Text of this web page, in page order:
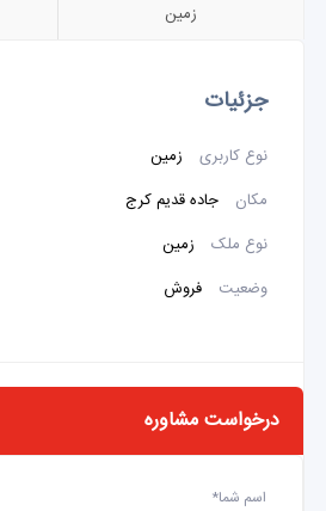
زمین
جزئیات
نوع کاربری
زمین
مکان
جاده قدیم کرج
نوع ملک
زمین
وضعیت
فروش
درخواست مشاوره
اسم شما*